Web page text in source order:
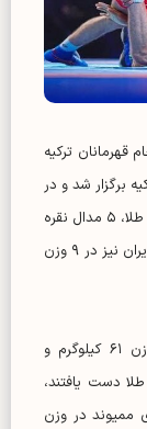
قهرمانان ترکیه
ترکیه برگزار شد و در
پایان نمایندگان کشتی آزاد و فرنگی ایران به ۳ مدال طلا، ۵ مدال نقره
و ۵ مدال برنز دست یافتند. تیم کشتی آزاد جوانان ایران نیز در ۹ وزن
برای کشتی آزاد جوانان ایران، اهورا خاطری در وزن ۶۱ کیلوگرم و
به مدال طلا دست یافتند،
محمدمهدی ممیوند در وزن